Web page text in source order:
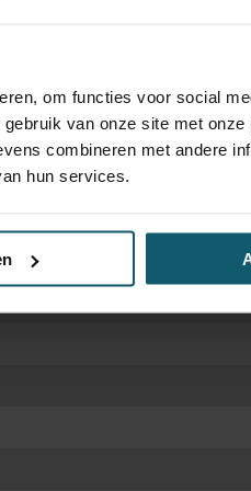
om functies voor social
van onze site met
combineren met andere
hun services.